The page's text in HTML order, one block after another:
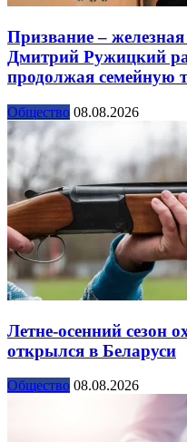
Призвание –
Дмитрий Ружицкий
продолжая семейную
Общество 08.08.2026
Летне-осенний сезон
открылся в Беларуси
Общество 08.08.2026